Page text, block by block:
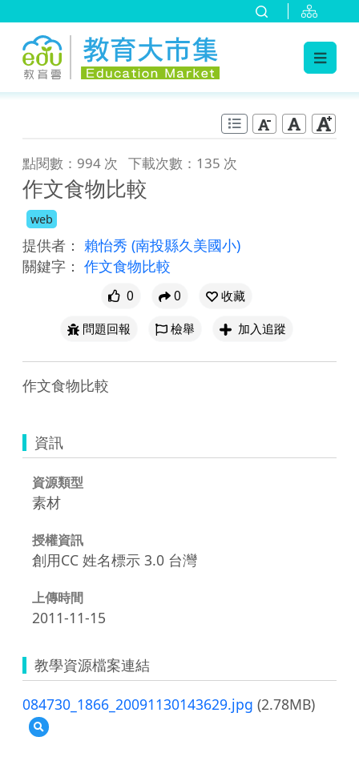
點閱數：994 次 下載次數：135 次
作文食物比較
web
提供者： 賴怡秀 (南投縣久美國小)
關鍵字： 作文食物比較
0 0
收藏
問題回報
檢舉 加入追蹤
作文食物比較
資訊
資源類型
素材
授權資訊
創用CC 姓名標示 3.0 台灣
上傳時間
2011-11-15
教學資源檔案連結
084730_1866_20091130143629.jpg (2.78MB)
預
覽